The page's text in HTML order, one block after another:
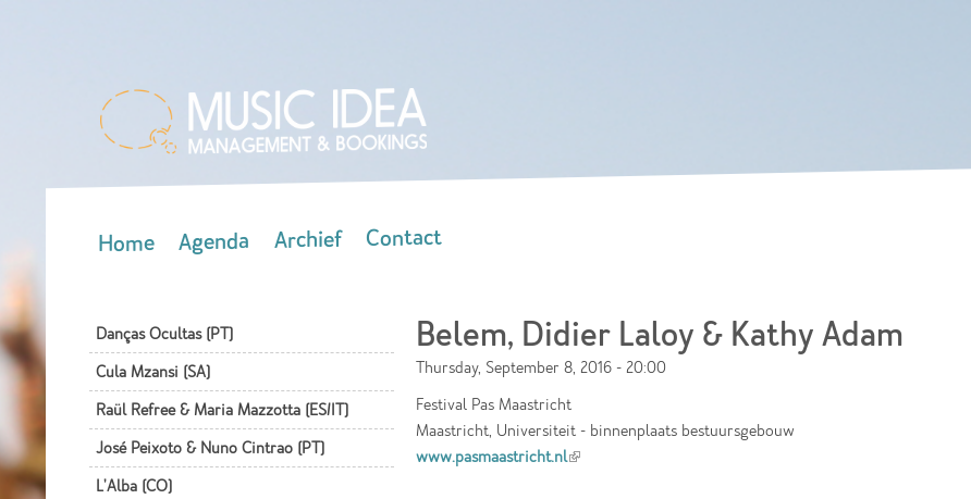
Home Agenda Archief Contact
Danças Ocultas (PT)
Cula Mzansi (SA)
Raül Refree & Maria Mazzotta (ES/IT)
José Peixoto & Nuno Cintrao (PT)
L'Alba (CO)
Belem, Didier Laloy & Kathy Adam
Thursday, September 8, 2016 - 20:00
Festival Pas Maastricht
Maastricht, Universiteit - binnenplaats bestuursgebouw
www.pasmaastricht.nl(link is external)